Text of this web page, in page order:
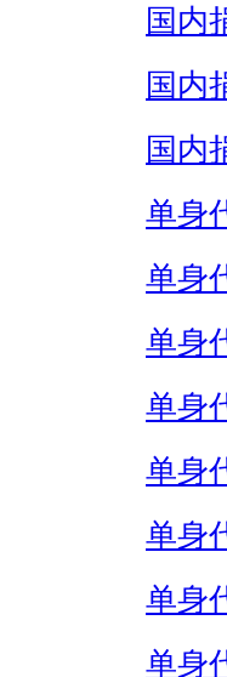
国内
国内
国内
单身
单身
单身
单身
单身
单身
单身
单身